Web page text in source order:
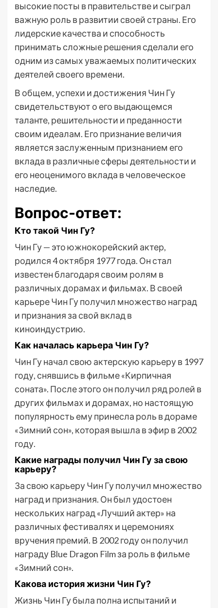
высокие посты в правительстве и сыграл
важную роль в развитии своей страны. Его
лидерские качества и способность
принимать сложные решения сделали его
одним из самых уважаемых политических
деятелей своего времени.
В общем, успехи и достижения Чин Гу
свидетельствуют о его выдающемся
таланте, решительности и преданности
своим идеалам. Его признание величия
является заслуженным признанием его
вклада в различные сферы деятельности и
его неоценимого вклада в человеческое
наследие.
Вопрос-ответ:
Кто такой Чин Гу?
Чин Гу — это южнокорейский актер,
родился 4 октября 1977 года. Он стал
известен благодаря своим ролям в
различных дорамах и фильмах. В своей
карьере Чин Гу получил множество наград
и признания за свой вклад в
киноиндустрию.
Как началась карьера Чин Гу?
Чин Гу начал свою актерскую карьеру в 1997
году, снявшись в фильме «Кирпичная
соната». После этого он получил ряд ролей в
других фильмах и дорамах, но настоящую
популярность ему принесла роль в дораме
«Зимний сон», которая вышла в эфир в 2002
году.
Какие награды получил Чин Гу за свою
карьеру?
За свою карьеру Чин Гу получил множество
наград и признания. Он был удостоен
нескольких наград «Лучший актер» на
различных фестивалях и церемониях
вручения премий. В 2002 году он получил
награду Blue Dragon Film за роль в фильме
«Зимний сон».
Какова история жизни Чин Гу?
Жизнь Чин Гу была полна испытаний и